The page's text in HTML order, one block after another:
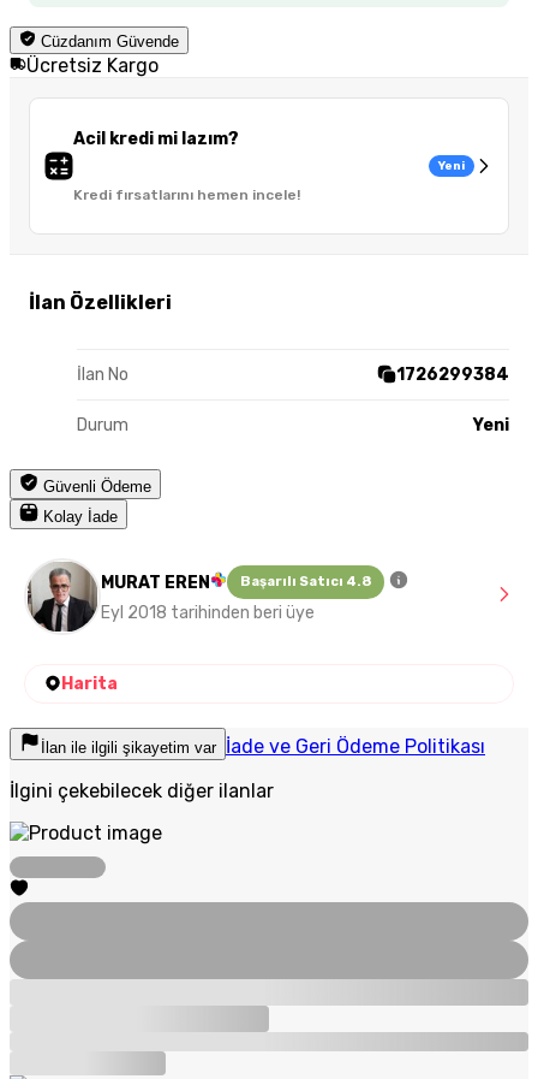
Cüzdanım Güvende
Ücretsiz Kargo
Acil kredi mi lazım?
Kredi fırsatlarını hemen incele!
Yeni
İlan Özellikleri
İlan No 1726299384
Durum Yeni
Güvenli Ödeme
Kolay İade
MURAT EREN Başarılı Satıcı 4.8
Eyl 2018 tarihinden beri üye
Harita
İlan ile ilgili şikayetim var İade ve Geri Ödeme Politikası
İlgini çekebilecek diğer ilanlar